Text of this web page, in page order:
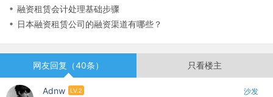
融资租赁会计处理基础步骤
日本融资租赁公司的融资渠道有哪些？
网友回复（40条） 只看楼主
Adnw LV.2 沙发